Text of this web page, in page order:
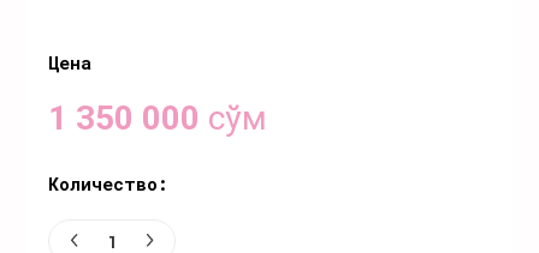
Цена
1 350 000 сўм
Количество: